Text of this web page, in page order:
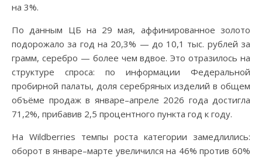
на 3%.
По данным ЦБ на 29 мая, аффинированное золото
подорожало за год на 20,3% — до 10,1 тыс. рублей за
грамм, серебро — более чем вдвое. Это отразилось на
структуре спроса: по информации Федеральной
пробирной палаты, доля серебряных изделий в общем
объёме продаж в январе–апреле 2026 года достигла
71,2%, прибавив 2,5 процентного пункта год к году.
На Wildberries темпы роста категории замедлились:
оборот в январе–марте увеличился на 46% против 60%